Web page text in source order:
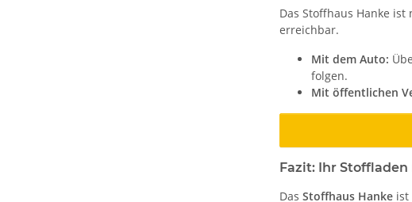
Das Stoffhaus Hanke
erreichbar.
Mit dem Auto:
folgen.
Mit öffentlichen
Fazit: Ihr
Das Stoffhaus Hanke ist